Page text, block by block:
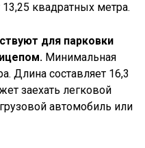
13,25 квадратных метра.
для парковки
Минимальная
Длина составляет 16,3
заехать легковой
автомобиль или